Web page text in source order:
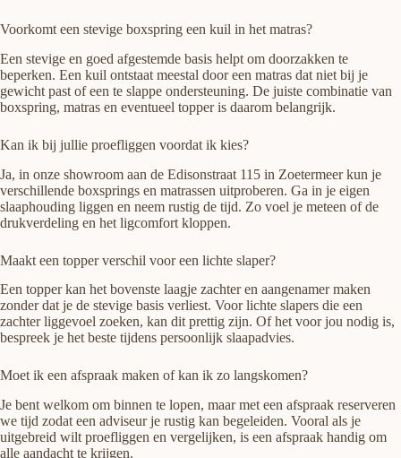
Voorkomt een stevige boxspring een kuil in het matras?
Een stevige en goed afgestemde basis helpt om doorzakken te
beperken. Een kuil ontstaat meestal door een matras dat niet bij je
gewicht past of een te slappe ondersteuning. De juiste combinatie van
boxspring, matras en eventueel topper is daarom belangrijk.
Kan ik bij jullie proefliggen voordat ik kies?
Ja, in onze showroom aan de Edisonstraat 115 in Zoetermeer kun je
verschillende boxsprings en matrassen uitproberen. Ga in je eigen
slaaphouding liggen en neem rustig de tijd. Zo voel je meteen of de
drukverdeling en het ligcomfort kloppen.
Maakt een topper verschil voor een lichte slaper?
Een topper kan het bovenste laagje zachter en aangenamer maken
zonder dat je de stevige basis verliest. Voor lichte slapers die een
zachter liggevoel zoeken, kan dit prettig zijn. Of het voor jou nodig is,
bespreek je het beste tijdens persoonlijk slaapadvies.
Moet ik een afspraak maken of kan ik zo langskomen?
Je bent welkom om binnen te lopen, maar met een afspraak reserveren
we tijd zodat een adviseur je rustig kan begeleiden. Vooral als je
uitgebreid wilt proefliggen en vergelijken, is een afspraak handig om
alle aandacht te krijgen.